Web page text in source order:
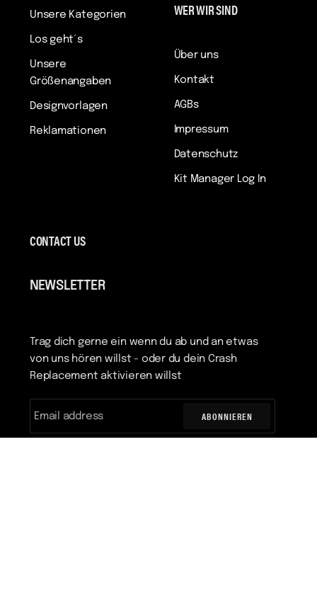
Unsere Kategorien
Los geht´s
Unsere
Größenangaben
Designvorlagen
Reklamationen
WER WIR SIND
Über uns
Kontakt
AGBs
Impressum
Datenschutz
Kit Manager Log In
CONTACT US
NEWSLETTER
Trag dich gerne ein wenn du ab und an etwas
von uns hören willst - oder du dein Crash
Replacement aktivieren willst
ABONNIEREN